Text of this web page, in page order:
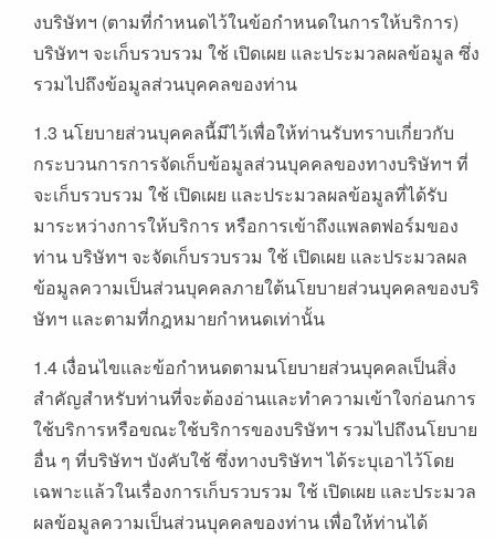
งบริษัทฯ (ตามที่กำหนดไว้ในข้อกำหนดในการให้บริการ)
บริษัทฯ จะเก็บรวบรวม ใช้ เปิดเผย และประมวลผลข้อมูล ซึ่ง
รวมไปถึงข้อมูลส่วนบุคคลของท่าน
1.3 นโยบายส่วนบุคคลนี้มีไว้เพื่อให้ท่านรับทราบเกี่ยวกับ
กระบวนการการจัดเก็บข้อมูลส่วนบุคคลของทางบริษัทฯ ที่
จะเก็บรวบรวม ใช้ เปิดเผย และประมวลผลข้อมูลที่ได้รับ
มาระหว่างการให้บริการ หรือการเข้าถึงแพลตฟอร์มของ
ท่าน บริษัทฯ จะจัดเก็บรวบรวม ใช้ เปิดเผย และประมวลผล
ข้อมูลความเป็นส่วนบุคคลภายใต้นโยบายส่วนบุคคลของบริ
ษัทฯ และตามที่กฎหมายกำหนดเท่านั้น
1.4 เงื่อนไขและข้อกำหนดตามนโยบายส่วนบุคคลเป็นสิ่ง
สำคัญสำหรับท่านที่จะต้องอ่านและทำความเข้าใจก่อนการ
ใช้บริการหรือขณะใช้บริการของบริษัทฯ รวมไปถึงนโยบาย
อื่น ๆ ที่บริษัทฯ บังคับใช้ ซึ่งทางบริษัทฯ ได้ระบุเอาไว้โดย
เฉพาะแล้วในเรื่องการเก็บรวบรวม ใช้ เปิดเผย และประมวล
ผลข้อมูลความเป็นส่วนบุคคลของท่าน เพื่อให้ท่านได้